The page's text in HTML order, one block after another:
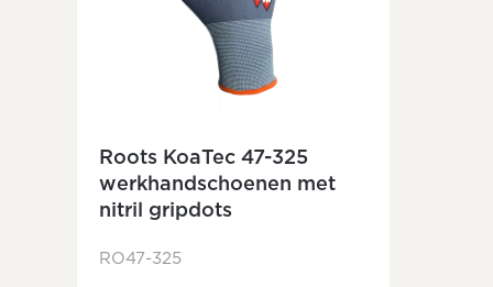
Roots KoaTec 47-325
werkhandschoenen met
nitril gripdots
RO47-325